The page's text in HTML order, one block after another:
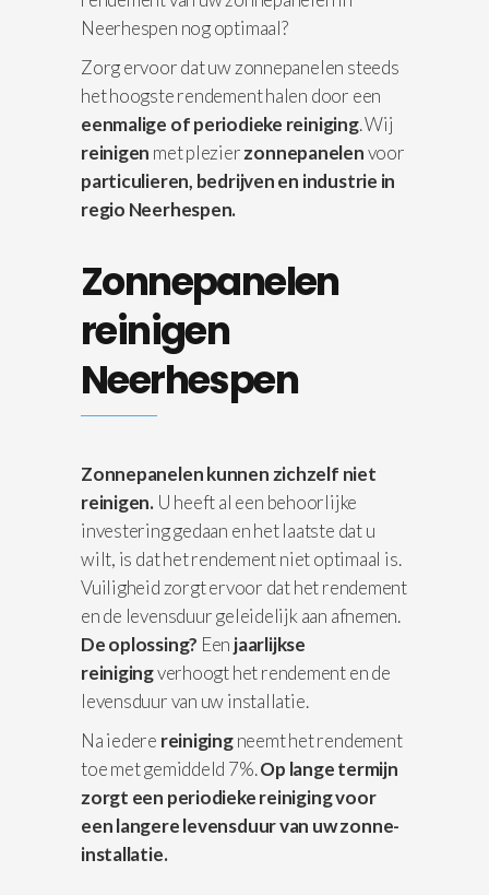
Neerhespen nog optimaal?
Zorg ervoor dat uw zonnepanelen steeds
het hoogste rendement halen door een
eenmalige of periodieke reiniging. Wij
reinigen met plezierzonnepanelenvoor
particulieren, bedrijven en industrie in
regio Neerhespen.
Zonnepanelen
reinigen
Neerhespen
Zonnepanelen kunnen zichzelf niet
reinigen. U heeft al een behoorlijke
investering gedaan en het laatste dat u
wilt, is dat het rendement niet optimaal is.
Vuiligheid zorgt ervoor dat het rendement
en de levensduur geleidelijk aan afnemen.
De oplossing? Een jaarlijkse
reinigingverhoogt het rendement en de
levensduur van uw installatie.
Na iedere reinigingneemt het rendement
toe met gemiddeld 7%.Op lange termijn
zorgt een periodieke reiniging voor
een langere levensduur van uw zonne-
installatie.